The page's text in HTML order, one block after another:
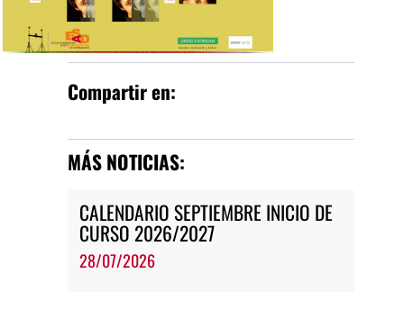
Compartir en:
MÁS NOTICIAS:
CALENDARIO SEPTIEMBRE INICIO DE
CURSO 2026/2027
28/07/2026